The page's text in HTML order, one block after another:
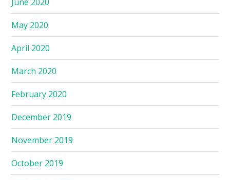
May 2020
April 2020
March 2020
February 2020
December 2019
November 2019
October 2019